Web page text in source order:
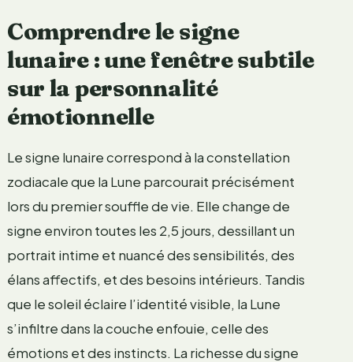
Comprendre le signe
lunaire : une fenêtre subtile
sur la personnalité
émotionnelle
Le signe lunaire correspond à la constellation
zodiacale que la Lune parcourait précisément
lors du premier souffle de vie. Elle change de
signe environ toutes les 2,5 jours, dessillant un
portrait intime et nuancé des sensibilités, des
élans affectifs, et des besoins intérieurs. Tandis
que le soleil éclaire l’identité visible, la Lune
s’infiltre dans la couche enfouie, celle des
émotions et des instincts. La richesse du signe